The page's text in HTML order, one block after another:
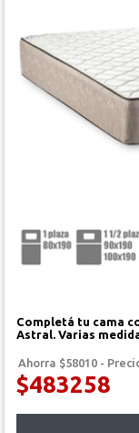
Completá tu cama
Astral. Varias
Ahorra $58010 -
$483258